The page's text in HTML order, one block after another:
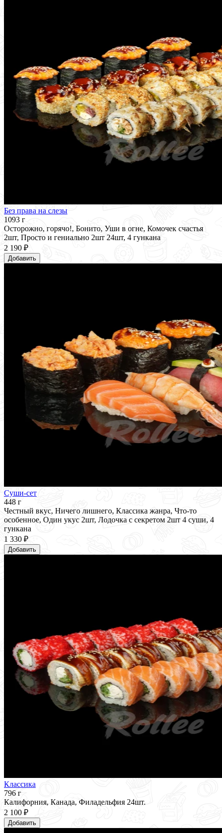
Без права на слезы
1093 г
Осторожно, горячо!, Бонито, Уши в огне, Комочек счастья
2шт, Просто и гениально 2шт 24шт, 4 гункана
2 190 ₽
Добавить
Суши-сет
448 г
Честный вкус, Ничего лишнего, Классика жанра, Что-то
особенное, Один укус 2шт, Лодочка с секретом 2шт 4 суши, 4
гункана
1 330 ₽
Добавить
Классика
796 г
Калифорния, Канада, Филадельфия 24шт.
2 100 ₽
Добавить